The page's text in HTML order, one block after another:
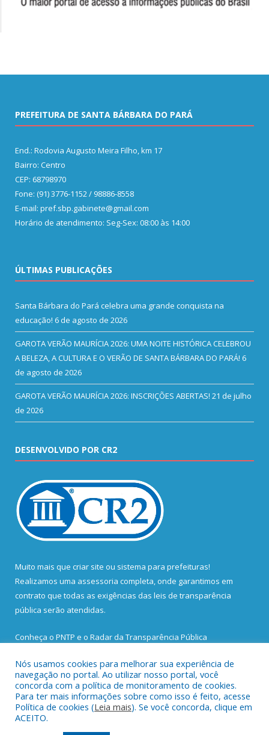
PREFEITURA DE SANTA BÁRBARA DO PARÁ
End.: Rodovia Augusto Meira Filho, km 17
Bairro: Centro
CEP: 68798970
Fone: (91) 3776-1152 / 98886-8558
E-mail: pref.sbp.gabinete@gmail.com
Horário de atendimento: Seg-Sex: 08:00 às 14:00
ÚLTIMAS PUBLICAÇÕES
Santa Bárbara do Pará celebra uma grande conquista na
educação! 6 de agosto de 2026
GAROTA VERÃO MAURÍCIA 2026: UMA NOITE HISTÓRICA CELEBROU
A BELEZA, A CULTURA E O VERÃO DE SANTA BÁRBARA DO PARÁ! 6
de agosto de 2026
GAROTA VERÃO MAURÍCIA 2026: INSCRIÇÕES ABERTAS! 21 de julho
de 2026
DESENVOLVIDO POR CR2
Muito mais que criar site ou sistema para prefeituras!
Realizamos uma assessoria completa, onde garantimos em
contrato que todas as exigências das leis de transparência
pública serão atendidas.
Conheça o PNTP e o Radar da Transparência Pública
Todos os direitos reservados a Prefeitura Municipal de Santa
Bárbara do Pará.
Nós usamos cookies para melhorar sua experiência de
navegação no portal. Ao utilizar nosso portal, você
concorda com a política de monitoramento de cookies.
Para ter mais informações sobre como isso é feito, acesse
Política de cookies (Leia mais). Se você concorda, clique em
ACEITO.